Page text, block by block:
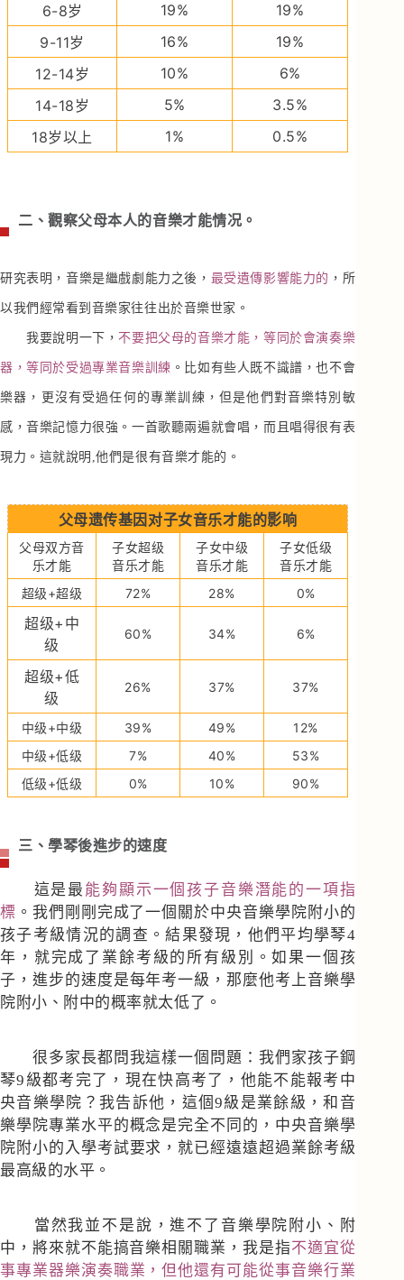
6-8岁
19%
19%
9-11岁
16%
19%
12-14岁
10%
6%
14-18岁
5%
3.5%
18岁以上
1% 0.5%
二、觀察父母本人的音樂才能情况。
研究表明，音樂是繼戲劇能力之後， 最受遺傳影響能力的 ，所
以我們經常看到音樂家往往出於音樂世家。
我要說明一下， 不要把父母的音樂才能，等同於會演奏樂
器，等同於受過專業音樂訓練 。比如有些人既不識譜，也不會
樂器，更沒有受過任何的專業訓練，但是他們對音樂特別敏
感，音樂記憶力很強。一首歌聽兩遍就會唱，而且唱得很有表
現力。這就說明,他們是很有音樂才能的。
父母遗传基因对子女音乐才能的影响
父母双方音
乐才能
子女超级
音乐才能
子女中级
音乐才能
子女低级
音乐才能
超级+超级
72% 28% 0%
超级+中
级
60% 34% 6%
超级+低
级
26% 37% 37%
中级+中级 39% 49%
12%
中级+低级
7% 40%
53%
低级+低级
0% 10% 90%
三、學琴後進步的速度
這是最 能夠顯示一個孩子音樂潛能的一項指
標 。我們剛剛完成了一個關於中央音樂學院附小的
孩子考級情況的調查。結果發現，他們平均學琴4
年，就完成了業餘考級的所有級別。如果一個孩
子，進步的速度是每年考一級，那麼他考上音樂學
院附小、附中的概率就太低了。
很多家長都問我這樣一個問題：我們家孩子鋼
琴9級都考完了，現在快高考了，他能不能報考中
央音樂學院？我告訴他，這個9級是業餘級，和音
樂學院專業水平的概念是完全不同的，中央音樂學
院附小的入學考試要求，就已經遠遠超過業餘考級
最高級的水平。
當然我並不是說，進不了音樂學院附小、附
中，將來就不能搞音樂相關職業，我是指不適宜從
事專業器樂演奏職業，但他還有可能從事音樂行業